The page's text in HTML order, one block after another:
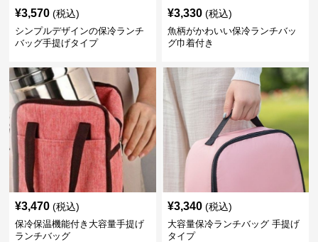
¥3,570 (税込)
シンプルデザインの保冷ランチ
バッグ手提げタイプ
¥3,330 (税込)
魚柄がかわいい保冷ランチバッ
グ巾着付き
¥3,470 (税込)
保冷保温機能付き大容量手提げ
ランチバッグ
¥3,340 (税込)
大容量保冷ランチバッグ 手提げ
タイプ